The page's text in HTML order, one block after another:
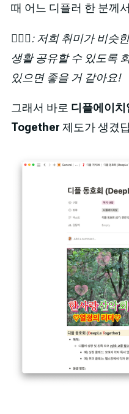
때 어느 디플러 한 분께
🙋🏻‍♂️: 저희 취미가 비슷
생활 공유할 수 있도록
있으면 좋을 거 같아요!
그래서 바로 디플에이치
Together 제도가 생겼